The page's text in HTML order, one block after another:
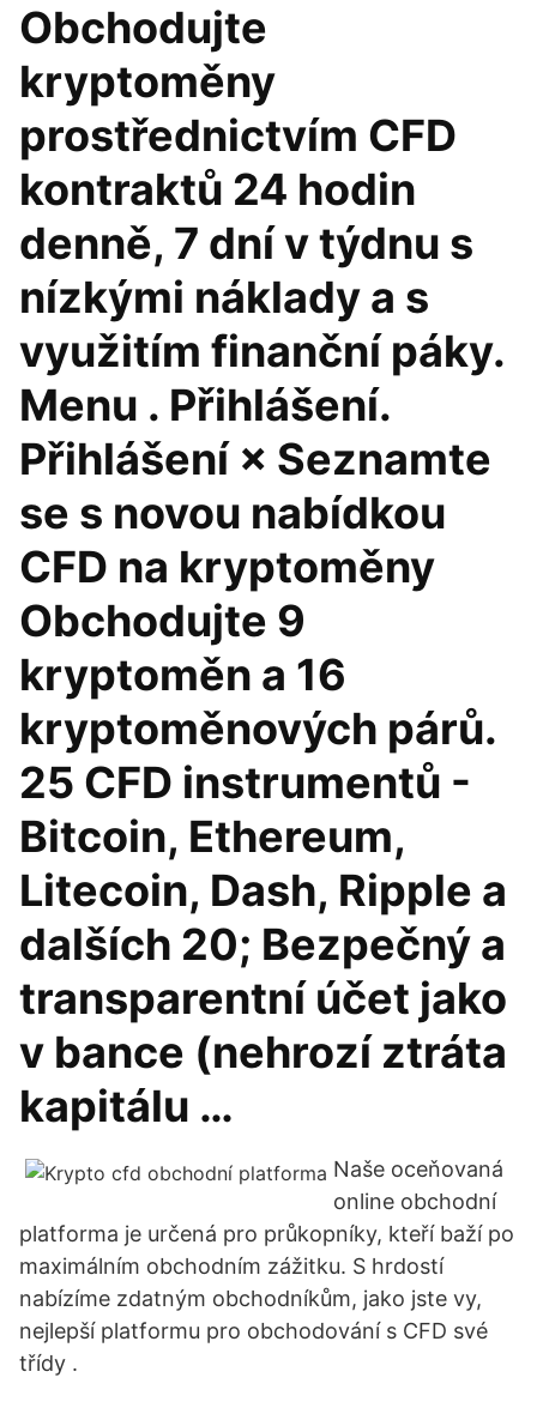
Obchodujte
kryptoměny
prostřednictvím CFD
kontraktů 24 hodin
denně, 7 dní v týdnu s
nízkými náklady a s
využitím finanční páky.
Menu . Přihlášení.
Přihlášení × Seznamte
se s novou nabídkou
CFD na kryptoměny
Obchodujte 9
kryptoměn a 16
kryptoměnových párů.
25 CFD instrumentů -
Bitcoin, Ethereum,
Litecoin, Dash, Ripple a
dalších 20; Bezpečný a
transparentní účet jako
v bance (nehrozí ztráta
kapitálu …
Naše oceňovaná
online obchodní
platforma je určená pro průkopníky, kteří baží po
maximálním obchodním zážitku. S hrdostí
nabízíme zdatným obchodníkům, jako jste vy,
nejlepší platformu pro obchodování s CFD své
třídy .